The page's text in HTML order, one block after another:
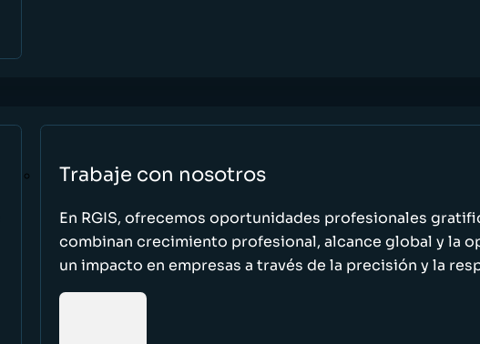
Trabaje con nosotros
En RGIS, ofrecemos oportunidades profesionales
combinan crecimiento profesional, alcance global y la
un impacto en empresas a través de la precisión y la